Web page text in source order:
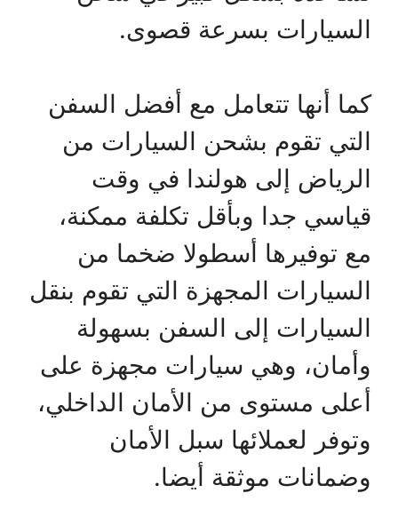
السيارات بسرعة قصوى.
كما أنها تتعامل مع أفضل السفن
التي تقوم بشحن السيارات من
الرياض إلى هولندا في وقت
قياسي جدا وبأقل تكلفة ممكنة،
مع توفيرها أسطولا ضخما من
السيارات المجهزة التي تقوم بنقل
السيارات إلى السفن بسهولة
وأمان، وهي سيارات مجهزة على
أعلى مستوى من الأمان الداخلي،
وتوفر لعملائها سبل الأمان
وضمانات موثقة أيضا.